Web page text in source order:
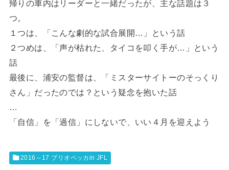
帰りの車内はリーダーと一緒だったが、主な話題は３
つ。
１つは、「こんな劇的な試合展開…」という話
２つめは、「声が枯れた、タイコを叩く手が…」という
話
最後に、浦安の監督は、「ミスターサイトーのそっくり
さん」だったのでは？という疑念を抱いた話
…
「自信」を「過信」にしないで、いい４月を迎えよう
2016～17 ブリオベッカin JFL